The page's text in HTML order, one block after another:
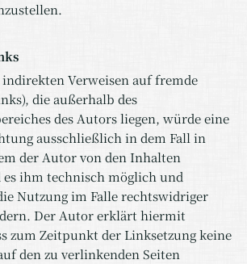
Verweisen auf fremde
die außerhalb des
des Autors liegen, würde eine
ausschließlich in dem Fall in
der Autor von den Inhalten
ihm technisch möglich und
Nutzung im Falle rechtswidriger
Der Autor erklärt hiermit
zum Zeitpunkt der Linksetzung keine
den zu verlinkenden Seiten